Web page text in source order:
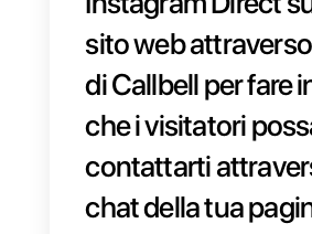
In questo
a scoprire
Instagram
sito web